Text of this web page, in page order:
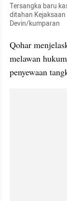
Tersangka baru
ditahan
Devin/kumparan
Qohar
melawan
penyewaan